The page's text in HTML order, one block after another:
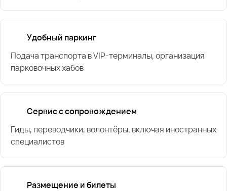
Удобный паркинг
Подача транспорта в VIP-терминалы, организация
парковочных хабов
Сервис с сопровождением
Гиды, переводчики, волонтёры, включая иностранных
специалистов
Размещение и билеты